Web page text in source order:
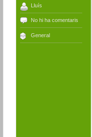
Lluís
No hi ha comentaris
General